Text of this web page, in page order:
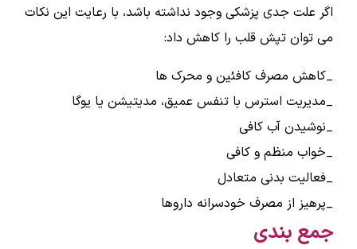
اگر علت جدی پزشکی وجود نداشته باشد، با رعایت این نکات
می توان تپش قلب را کاهش داد:
_کاهش مصرف کافئین و محرک ها
_مدیریت استرس با تنفس عمیق، مدیتیشن یا یوگا
_نوشیدن آب کافی
_خواب منظم و کافی
_فعالیت بدنی متعادل
_پرهیز از مصرف خودسرانه داروها
جمع بندی